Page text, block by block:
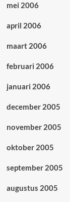
mei 2006
april 2006
maart 2006
februari 2006
januari 2006
december 2005
november 2005
oktober 2005
september 2005
augustus 2005